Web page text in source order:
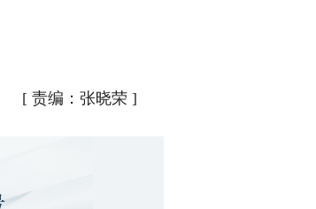
[ 责编：张晓荣 ]